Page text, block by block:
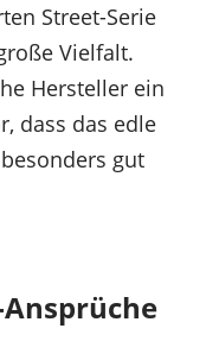
Street-Serie
Vielfalt.
Hersteller ein
dass das edle
gut